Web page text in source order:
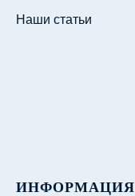
Наши статьи
ИНФОРМАЦИЯ